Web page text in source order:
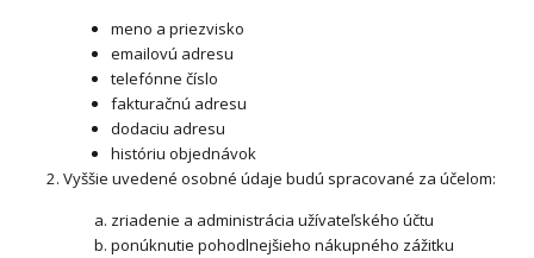
meno a priezvisko
emailovú adresu
telefónne číslo
fakturačnú adresu
dodaciu adresu
históriu objednávok
Vyššie uvedené osobné údaje budú spracované za účelom:
zriadenie a administrácia užívateľského účtu
ponúknutie pohodlnejšieho nákupného zážitku